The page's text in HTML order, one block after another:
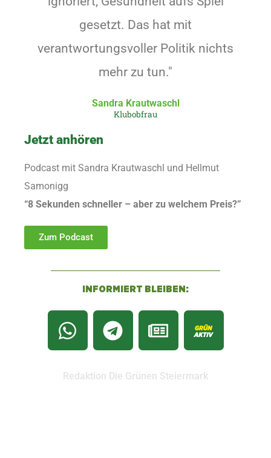
gesetzt. Das hat mit
verantwortungsvoller Politik nichts
mehr zu tun."
Sandra Krautwaschl
Klubobfrau
Jetzt anhören
Podcast mit Sandra Krautwaschl und Hellmut
Samonigg
“8 Sekunden schneller – aber zu welchem Preis?”
Zum Podcast
INFORMIERT BLEIBEN:
Redaktion Die Grünen Steiermark